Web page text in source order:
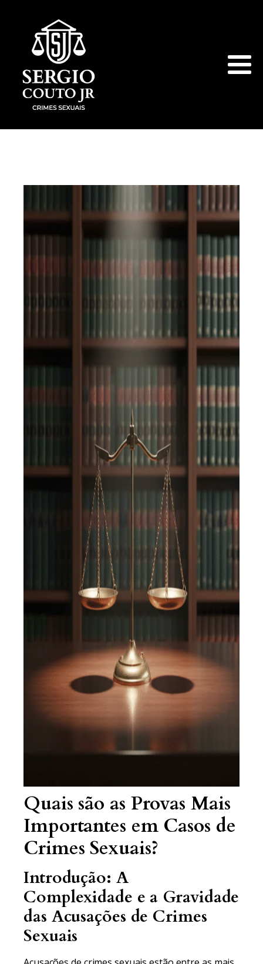
Quais são as Provas Mais
Importantes em Casos de
Crimes Sexuais?
Introdução: A
Complexidade e a Gravidade
das Acusações de Crimes
Sexuais